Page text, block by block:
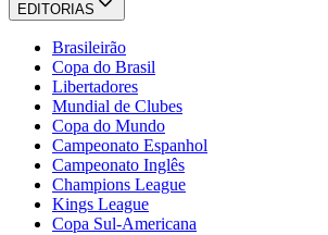
EDITORIAS
Brasileirão
Copa do Brasil
Libertadores
Mundial de Clubes
Copa do Mundo
Campeonato Espanhol
Campeonato Inglês
Champions League
Kings League
Copa Sul-Americana